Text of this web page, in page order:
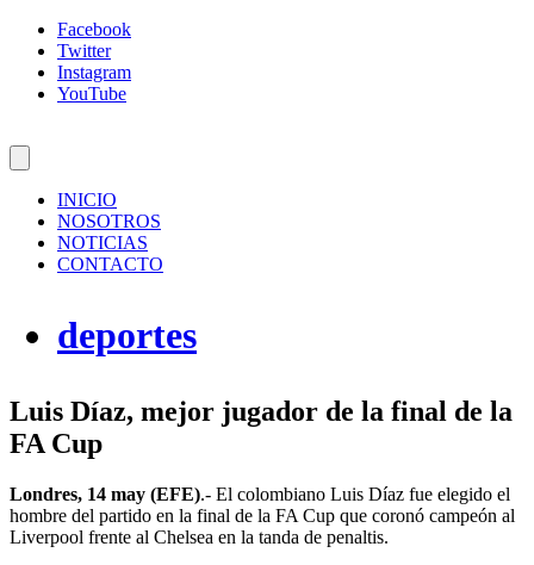
Facebook
Twitter
Instagram
YouTube
INICIO
NOSOTROS
NOTICIAS
CONTACTO
deportes
Luis Díaz, mejor jugador de la final de la
FA Cup
Londres, 14 may (EFE).- El colombiano Luis Díaz fue elegido el
hombre del partido en la final de la FA Cup que coronó campeón al
Liverpool frente al Chelsea en la tanda de penaltis.